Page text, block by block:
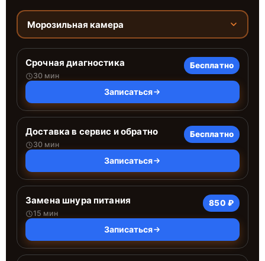
Морозильная камера
Срочная диагностика
30 мин
Бесплатно
Записаться
Доставка в сервис и обратно
30 мин
Бесплатно
Записаться
Замена шнура питания
15 мин
850 ₽
Записаться